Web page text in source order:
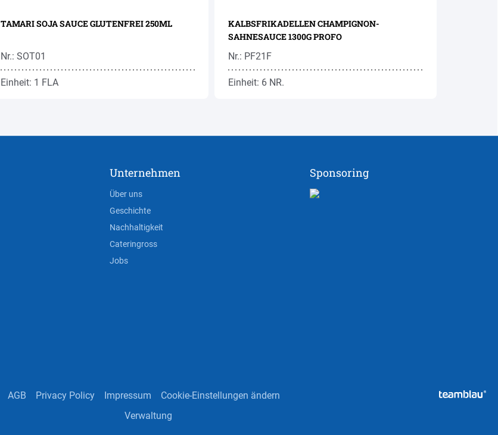
TAMARI SOJA SAUCE GLUTENFREI 250ML
Nr.: SOT01
Einheit: 1 FLA
KALBSFRIKADELLEN CHAMPIGNON-
SAHNESAUCE 1300G PROFO
Nr.: PF21F
Einheit: 6 NR.
Unternehmen
Über uns
Geschichte
Nachhaltigkeit
Cateringross
Jobs
Sponsoring
AGB Privacy Policy Impressum
Cookie-Einstellungen ändern
Verwaltung